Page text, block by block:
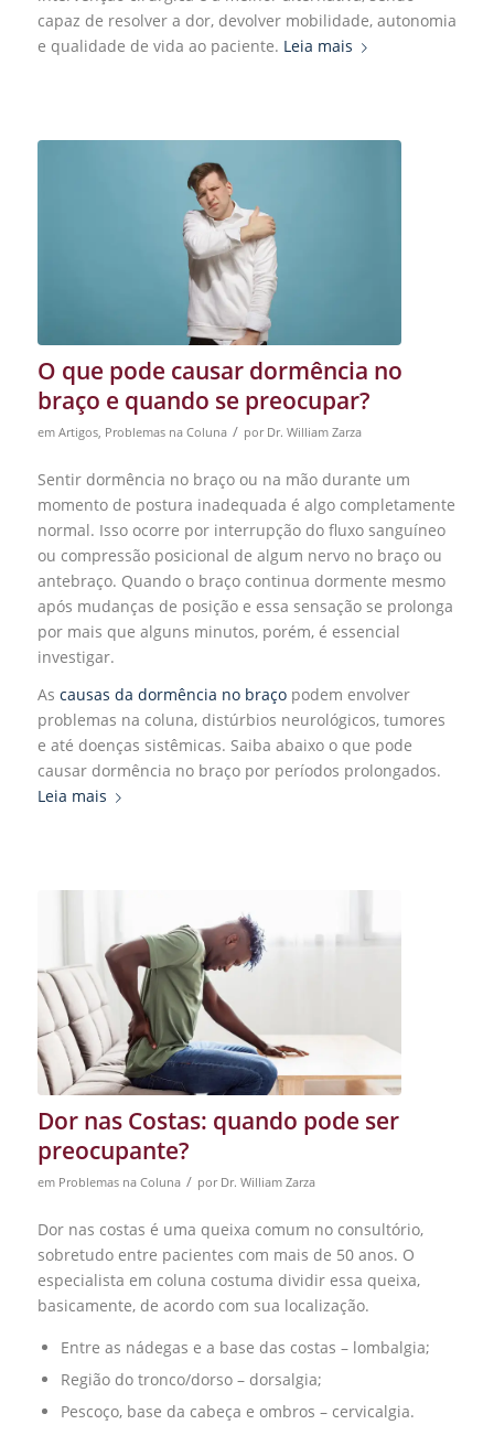
capaz de resolver a dor, devolver mobilidade, autonomia
e qualidade de vida ao paciente. Leia mais
O que pode causar dormência no
braço e quando se preocupar?
em Artigos, Problemas na Coluna / por Dr. William Zarza
Sentir dormência no braço ou na mão durante um
momento de postura inadequada é algo completamente
normal. Isso ocorre por interrupção do fluxo sanguíneo
ou compressão posicional de algum nervo no braço ou
antebraço. Quando o braço continua dormente mesmo
após mudanças de posição e essa sensação se prolonga
por mais que alguns minutos, porém, é essencial
investigar.
As causas da dormência no braçopodem envolver
problemas na coluna, distúrbios neurológicos, tumores
e até doenças sistêmicas. Saiba abaixo o que pode
causar dormência no braço por períodos prolongados.
Leia mais
Dor nas Costas: quando pode ser
preocupante?
em Problemas na Coluna / por Dr. William Zarza
Dor nas costas é uma queixa comum no consultório,
sobretudo entre pacientes com mais de 50 anos. O
especialista em coluna costuma dividir essa queixa,
basicamente, de acordo com sua localização.
Entre as nádegas e a base das costas – lombalgia;
Região do tronco/dorso – dorsalgia;
Pescoço, base da cabeça e ombros – cervicalgia.